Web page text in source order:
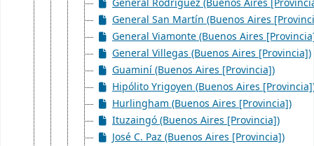
General Rodríguez (Buenos Aires
General San Martín (Buenos Aires
General Viamonte (Buenos Aires
General Villegas (Buenos Aires [Provincia])
Guaminí (Buenos Aires [Provincia])
Hipólito Yrigoyen (Buenos Aires
Hurlingham (Buenos Aires [Provincia])
Ituzaingó (Buenos Aires [Provincia])
José C. Paz (Buenos Aires [Provincia])